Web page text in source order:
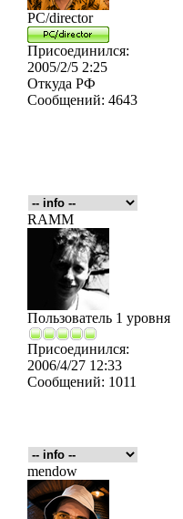
PC/director
Присоединился:
2005/2/5 2:25
Откуда РФ
Сообщений: 4643
RAMM
Пользователь 1 уровня
Присоединился:
2006/4/27 12:33
Сообщений: 1011
mendow